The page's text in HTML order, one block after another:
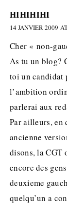
HIHIHIHI
14 JANVIER 2009
Cher « non-
As tu un blog?
toi un candidat
l’ambition
parlerai aux
Par ailleurs, en
ancienne
disons, la CGT
encore des
deuxieme
quelqu’un a